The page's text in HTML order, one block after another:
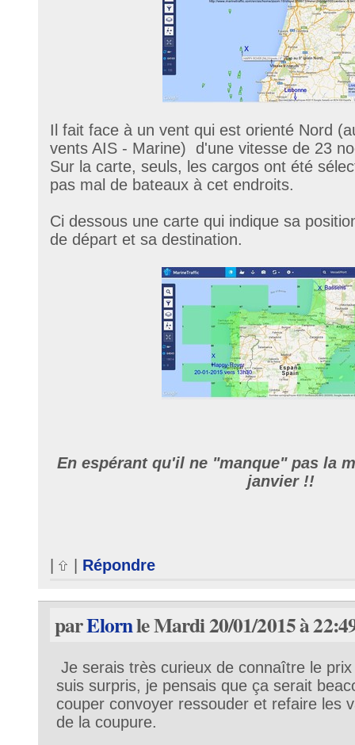
Il fait face à un vent qui est orienté Nord
vents AIS - Marine) d'une vitesse de 23
Sur la carte, seuls, les cargos ont été
pas mal de bateaux à cet endroits.
Ci dessous une carte qui indique sa
de départ et sa destination.
En espérant qu'il ne "manque" pas la
janvier !!
Répondre
parElornle Mardi 20/01/2015 à
Je serais très curieux de connaître le
suis surpris, je pensais que ça serait
couper convoyer ressouder et refaire les
de la coupure.